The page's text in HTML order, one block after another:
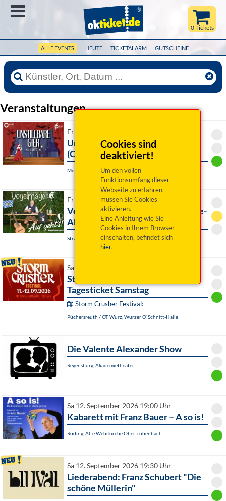
ALLE EVENTS HEUTE TICKETALARM GUTSCHEINE
0 Tickets
Cookies sind
deaktiviert!
Um den vollen
Funktionsumfang dieser
Webseite zu erfahren,
müssen Sie Cookies
aktivieren.
Eine Anleitung wie Sie
Cookies in Ihrem Browser
einschalten, befindet sich
hier.
Veranstaltungen
Fr 11. September 2026 20:00 Uhr
Unstillbare Gier... nach Musical!
(OVIGO sings)
Moosbach, Schloss Burgtreswitz
Fr 11. September 2026 20:00 Uhr
Vogelmayer: Auf geht´s! Premiere-
Abend
Straubing, Paul-Theater - Theaterbühne
Sa 12. September 2026 14:00 Uhr
Storm Crusher Festival 2026 -
Tagesticket Samstag
Storm Crusher Festival:
Püchersreuth / OT Wurz, Wurzer O`Schnitt-Halle
Die Valente Alexander Show
Regensburg, Akademietheater
Sa 12. September 2026 19:00 Uhr
Kabarett mit Franz Bauer – A so is!
Roding, Alte Wehrkirche Obertrübenbach
Sa 12. September 2026 19:30 Uhr
Liederabend: Franz Schubert "Die
schöne Müllerin"